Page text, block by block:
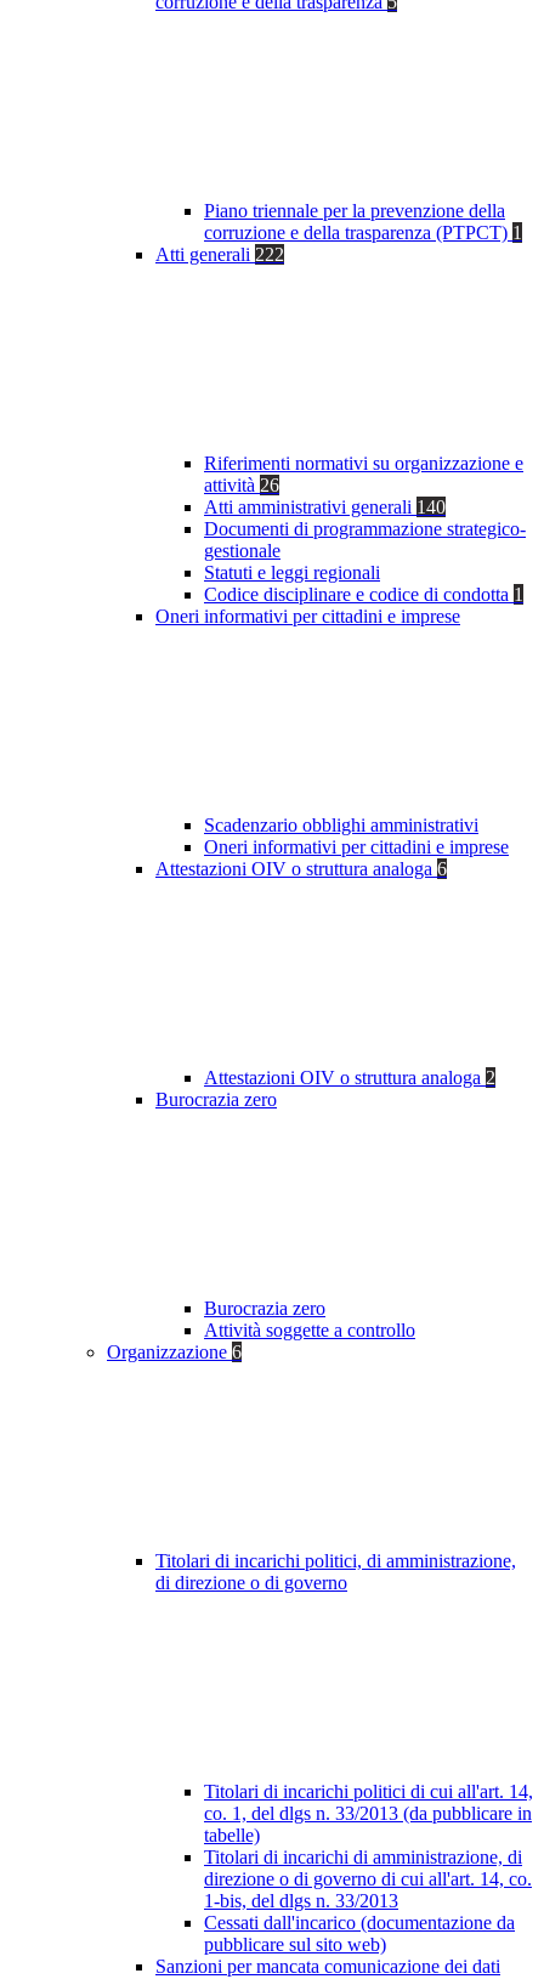
Piano triennale per la prevenzione della
corruzione e della trasparenza (PTPCT) 1
Atti generali 222
Riferimenti normativi su organizzazione e
attività 26
Atti amministrativi generali 140
Documenti di programmazione strategico-
gestionale
Statuti e leggi regionali
Codice disciplinare e codice di condotta 1
Oneri informativi per cittadini e imprese
Scadenzario obblighi amministrativi
Oneri informativi per cittadini e imprese
Attestazioni OIV o struttura analoga 6
Attestazioni OIV o struttura analoga 2
Burocrazia zero
Burocrazia zero
Attività soggette a controllo
Organizzazione 6
Titolari di incarichi politici, di amministrazione,
di direzione o di governo
Titolari di incarichi politici di cui all'art. 14,
co. 1, del dlgs n. 33/2013 (da pubblicare in
tabelle)
Titolari di incarichi di amministrazione, di
direzione o di governo di cui all'art. 14, co.
1-bis, del dlgs n. 33/2013
Cessati dall'incarico (documentazione da
pubblicare sul sito web)
Sanzioni per mancata comunicazione dei dati